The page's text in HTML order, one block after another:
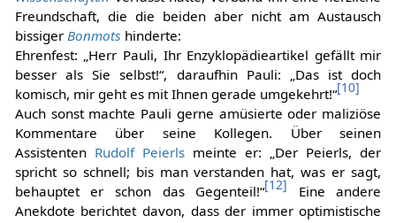
Freundschaft, die die beiden aber nicht am Austausch
bissiger Bonmots hinderte:
Ehrenfest: „Herr Pauli, Ihr Enzyklopädieartikel gefällt mir
besser als Sie selbst!“, daraufhin Pauli: „Das ist doch
komisch, mir geht es mit Ihnen gerade umgekehrt!“[10]
Auch sonst machte Pauli gerne amüsierte oder maliziöse
Kommentare über seine Kollegen. Über seinen
Assistenten Rudolf Peierlsmeinte er: „Der Peierls, der
spricht so schnell; bis man verstanden hat, was er sagt,
behauptet er schon das Gegenteil!“[12] Eine andere
Anekdote berichtet davon, dass der immer optimistische